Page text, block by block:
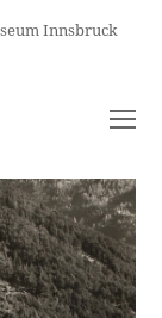
Innsbruck